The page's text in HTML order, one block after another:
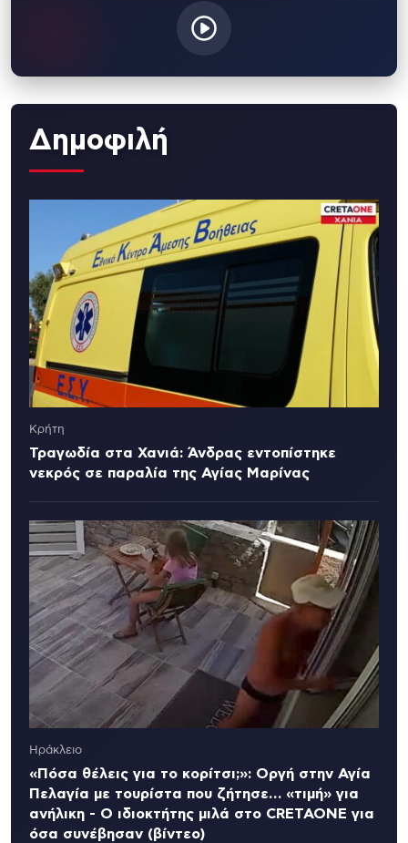
Δημοφιλή
Κρήτη
Τραγωδία στα Χανιά: Άνδρας εντοπίστηκε
νεκρός σε παραλία της Αγίας Μαρίνας
Ηράκλειο
«Πόσα θέλεις για το κορίτσι;»: Οργή στην Αγία
Πελαγία με τουρίστα που ζήτησε… «τιμή» για
ανήλικη - Ο ιδιοκτήτης μιλά στο CRETAONE για
όσα συνέβησαν (βίντεο)